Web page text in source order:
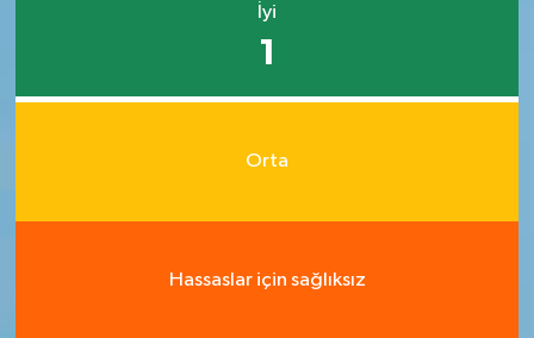
İyi
1
Orta
Hassaslar için sağlıksız